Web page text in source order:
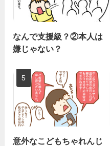
なんで支援級？②本人は
嫌じゃない？
意外なこどもちゃれんじ